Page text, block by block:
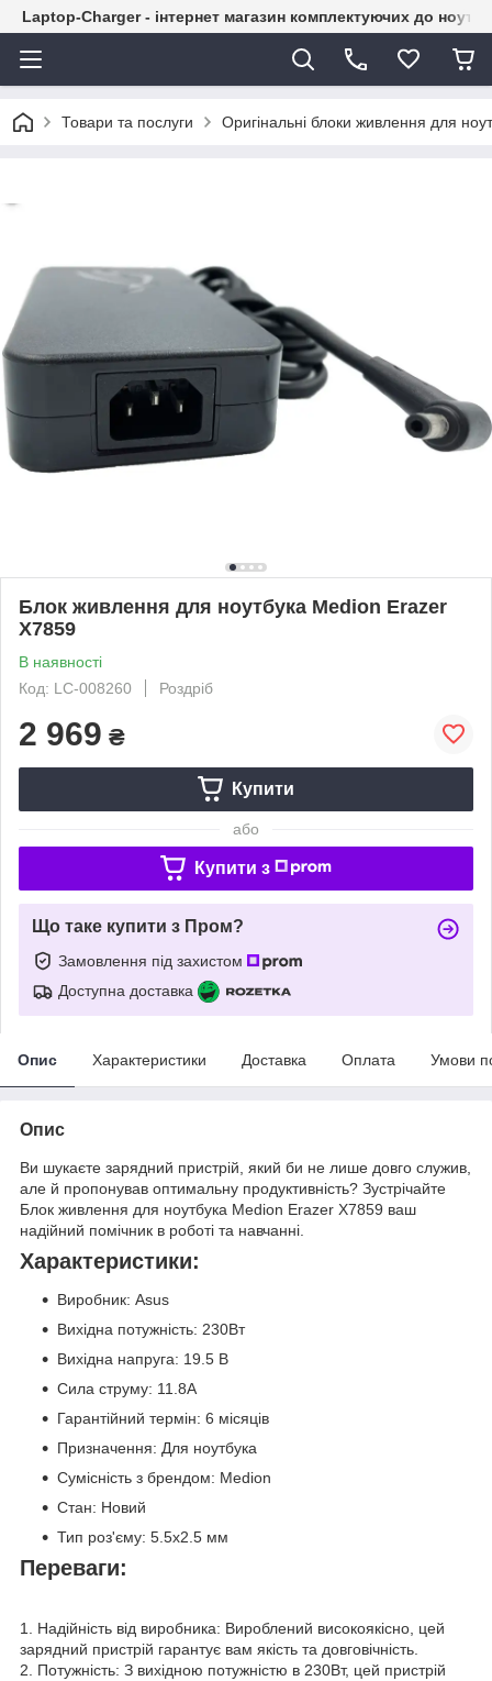
Laptop-Charger - інтернет магазин комплектуючих до
Товари та послуги Оригінальні блоки живлення для
Блок живлення для ноутбука Medion Erazer
X7859
В наявності
Код: LC-008260
Роздріб
2 969 ₴
Купити
або
Купити з
Що таке купити з Пром?
Замовлення під захистом
Доступна доставка
Опис Характеристики Доставка Оплата Умови
Опис
Ви шукаєте зарядний пристрій, який би не лише довго служив,
але й пропонував оптимальну продуктивність? Зустрічайте
Блок живлення для ноутбука Medion Erazer X7859 ваш
надійний помічник в роботі та навчанні.
Характеристики:
Виробник: Asus
Вихідна потужність: 230Вт
Вихідна напруга: 19.5 В
Сила струму: 11.8А
Гарантійний термін: 6 місяців
Призначення: Для ноутбука
Сумісність з брендом: Medion
Стан: Новий
Тип роз'єму: 5.5x2.5 мм
Переваги:
1. Надійність від виробника: Вироблений високоякісно, цей
зарядний пристрій гарантує вам якість та довговічність.
2. Потужність: З вихідною потужністю в 230Вт, цей пристрій